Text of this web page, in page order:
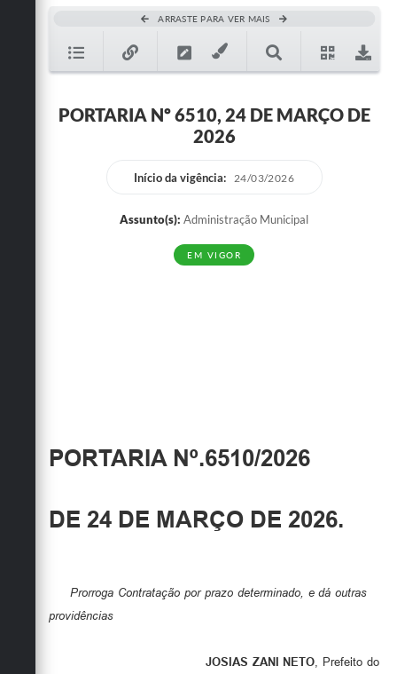
Notícias
Emprega
ARRASTE PARA VER MAIS
PORTARIA Nº 6510, 24 DE MARÇO DE
2026
Início da vigência: 24/03/2026
Assunto(s): Administração Municipal
EM VIGOR
PORTARIA Nº.6510/2026
DE 24 DE MARÇO DE 2026.
Prorroga Contratação por prazo determinado, e dá outras
providências
JOSIAS ZANI NETO , Prefeito do